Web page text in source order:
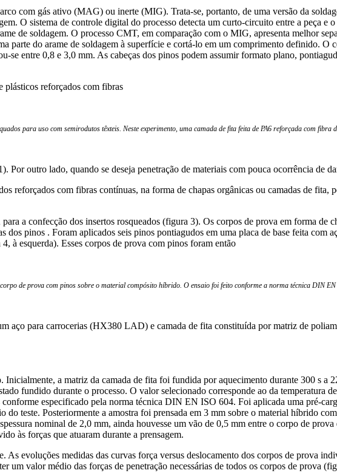
com gás ativo (MAG) ou inerte (MIG). Trata-se, portanto, de uma versão da
O sistema de controle digital do processo detecta um curto-circuito entre a peça e
de soldagem. O processo CMT, em comparação com o MIG, apresenta melhor
parte do arame de soldagem à superfície e cortá-lo em um comprimento definido. O
se entre 0,8 e 3,0 mm. As cabeças dos pinos podem assumir formato plano,
plásticos reforçados com fibras
para uso com semirodutos têxteis. Neste experimento, uma camada de fita feita de PA6 reforçada com
Por outro lado, quando se deseja penetração de materiais com pouca ocorrência de
reforçados com fibras contínuas, na forma de chapas orgânicas ou camadas de fita,
a confecção dos insertos rosqueados (figura 3). Os corpos de prova em forma de
dos pinos . Foram aplicados seis pinos pontiagudos em uma placa de base feita com
à esquerda). Esses corpos de prova com pinos foram então
de prova com pinos sobre o material compósito híbrido. O ensaio foi feito conforme a norma técnica DIN
aço para carrocerias (HX380 LAD) e camada de fita constituída por matriz de
a matriz da camada de fita foi fundida por aquecimento durante 300 s a
fundido durante o processo. O valor selecionado corresponde ao da temperatura
especificado pela norma técnica DIN EN ISO 604. Foi aplicada uma pré-
teste. Posteriormente a amostra foi prensada em 3 mm sobre o material híbrido
nominal de 2,0 mm, ainda houvesse um vão de 0,5 mm entre o corpo de
às forças que atuaram durante a prensagem.
As evoluções medidas das curvas força versus deslocamento dos corpos de prova
um valor médio das forças de penetração necessárias de todos os corpos de prova